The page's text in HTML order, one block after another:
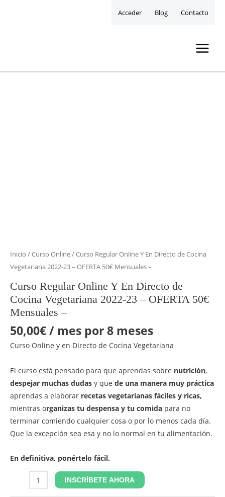
Acceder Blog Contacto
Inicio /Curso Online/ Curso Regular Online Y En Directo de Cocina
Vegetariana 2022-23 – OFERTA 50€ Mensuales –
Curso Regular Online Y En Directo de
Cocina Vegetariana 2022-23 – OFERTA 50€
Mensuales –
50,00€/ mes por 8 meses
Curso Online y en Directo de Cocina Vegetariana
El curso está pensado para que aprendas sobre nutrición,
despejar muchas dudas y que de una manera muy práctica
aprendas a elaborar recetas vegetarianas fáciles y ricas,
mientras organizas tu despensa y tu comida para no
terminar comiendo cualquier cosa o por lo menos cada día.
Que la excepción sea esa y no lo normal en tu alimentación.
En definitiva, ponértelo fácil.
INSCRÍBETE AHORA